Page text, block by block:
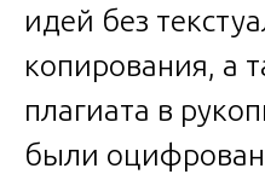
идей без
копирования, а
плагиата в
были